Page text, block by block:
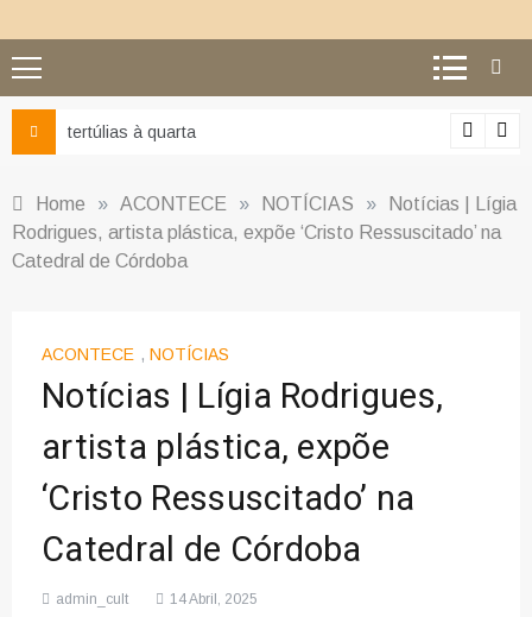
Ciência e religião: como superar o
Home » ACONTECE » NOTÍCIAS »
Notícias | Lígia
Rodrigues, artista plástica, expõe ‘Cristo Ressuscitado’ na
Catedral de Córdoba
ACONTECE , NOTÍCIAS
Notícias | Lígia Rodrigues,
artista plástica, expõe
‘Cristo Ressuscitado’ na
Catedral de Córdoba
admin_cult 14 Abril, 2025